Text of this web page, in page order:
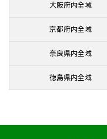
大阪府内全域
京都府内全域
奈良県内全域
徳島県内全域